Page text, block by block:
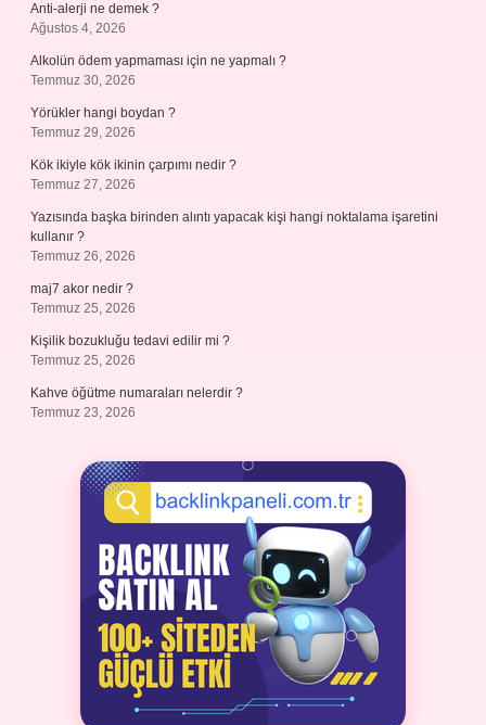
Anti-alerji ne demek ?
Ağustos 4, 2026
Alkolün ödem yapmaması için ne yapmalı ?
Temmuz 30, 2026
Yörükler hangi boydan ?
Temmuz 29, 2026
Kök ikiyle kök ikinin çarpımı nedir ?
Temmuz 27, 2026
Yazısında başka birinden alıntı yapacak kişi hangi noktalama işaretini
kullanır ?
Temmuz 26, 2026
maj7 akor nedir ?
Temmuz 25, 2026
Kişilik bozukluğu tedavi edilir mi ?
Temmuz 25, 2026
Kahve öğütme numaraları nelerdir ?
Temmuz 23, 2026